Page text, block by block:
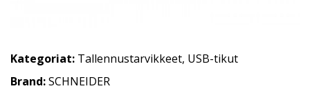
Kategoriat: Tallennustarvikkeet, USB-tikut
Brand:SCHNEIDER